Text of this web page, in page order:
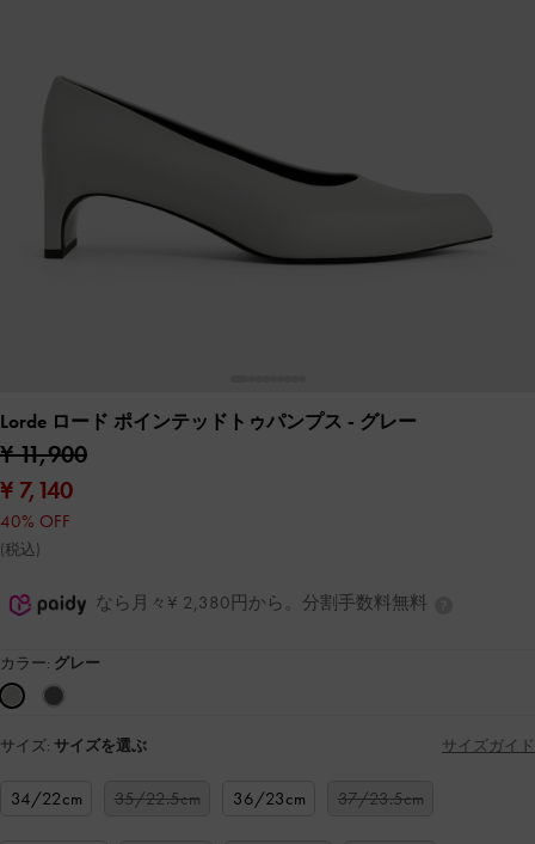
Lorde ロード ポインテッドトゥパンプス - グレー
¥ 11,900
¥ 7,140
40% OFF
(税込)
なら月々¥ 2,380円から。分割手数料無料
カラー: グレー
サイズ: サイズを選ぶ サイズガイド
34/22cm 35/22.5cm 36/23cm 37/23.5cm